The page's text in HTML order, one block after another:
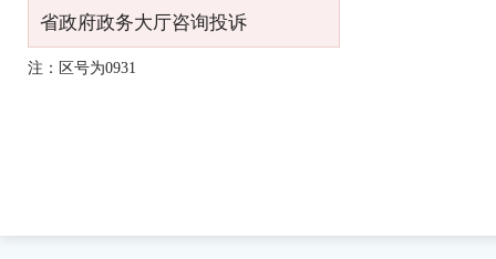
省政府政务大厅咨询投诉
注：区号为0931